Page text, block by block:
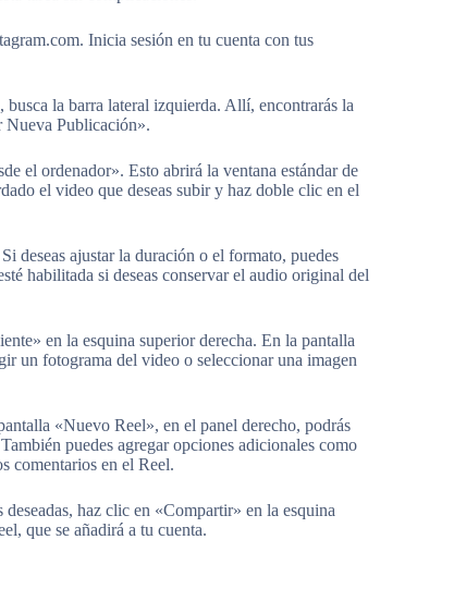
Inicia sesión en tu cuenta con tus
busca la barra lateral izquierda. Allí, encontrarás la
Nueva Publicación».
el ordenador». Esto abrirá la ventana estándar de
el video que deseas subir y haz doble clic en el
deseas ajustar la duración o el formato, puedes
habilitada si deseas conservar el audio original del
en la esquina superior derecha. En la pantalla
un fotograma del video o seleccionar una imagen
«Nuevo Reel», en el panel derecho, podrás
puedes agregar opciones adicionales como
comentarios en el Reel.
haz clic en «Compartir» en la esquina
que se añadirá a tu cuenta.